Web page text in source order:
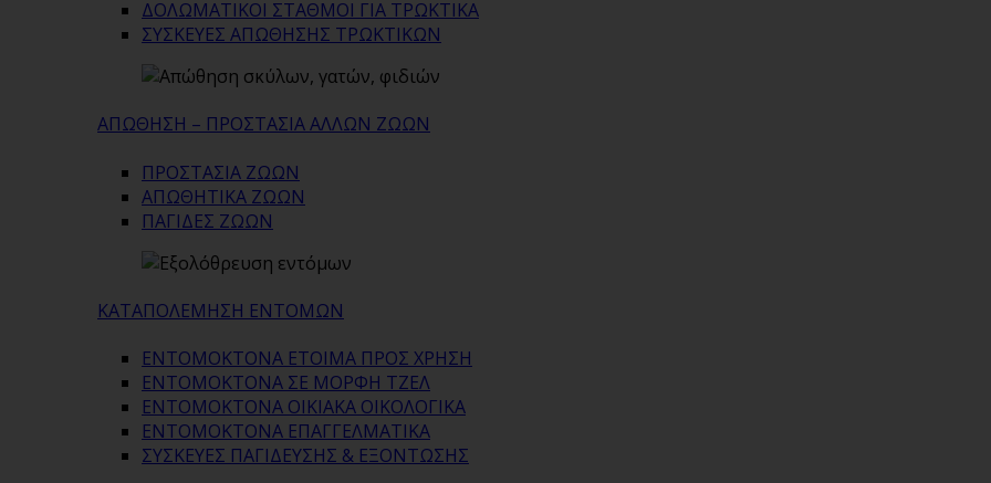
ΔΟΛΩΜΑΤΙΚΟΙ ΣΤΑΘΜΟΙ ΓΙΑ ΤΡΩΚΤΙΚΑ
ΣΥΣΚΕΥΕΣ ΑΠΩΘΗΣΗΣ ΤΡΩΚΤΙΚΩΝ
ΑΠΩΘΗΣΗ – ΠΡΟΣΤΑΣΙΑ ΑΛΛΩΝ ΖΩΩΝ
ΠΡΟΣΤΑΣΙΑ ΖΩΩΝ
ΑΠΩΘΗΤΙΚΑ ΖΩΩΝ
ΠΑΓΙΔΕΣ ΖΩΩΝ
ΚΑΤΑΠΟΛΕΜΗΣΗ ΕΝΤΟΜΩΝ
ΕΝΤΟΜΟΚΤΟΝΑ ΕΤΟΙΜΑ ΠΡΟΣ ΧΡΗΣΗ
ΕΝΤΟΜΟΚΤΟΝΑ ΣΕ ΜΟΡΦΗ ΤΖΕΛ
ΕΝΤΟΜΟΚΤΟΝΑ ΟΙΚΙΑΚΑ ΟΙΚΟΛΟΓΙΚΑ
ΕΝΤΟΜΟΚΤΟΝΑ ΕΠΑΓΓΕΛΜΑΤΙΚΑ
ΣΥΣΚΕΥΕΣ ΠΑΓΙΔΕΥΣΗΣ & ΕΞΟΝΤΩΣΗΣ